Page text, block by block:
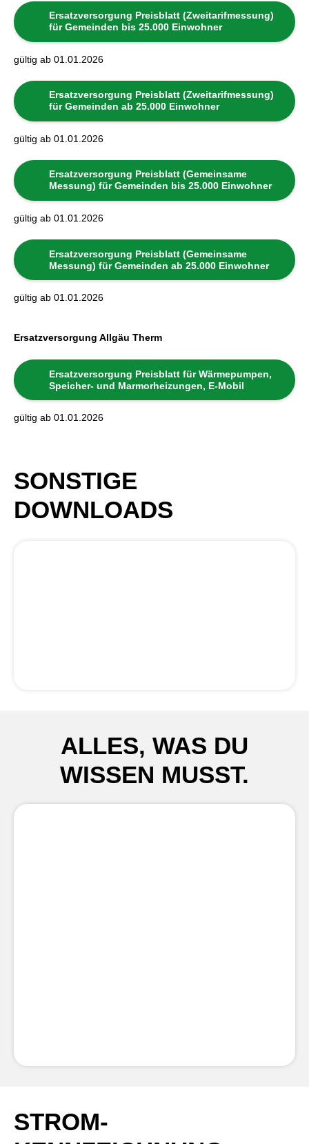
Ersatzversorgung Preisblatt (Zweitarifmessung)
für Gemeinden bis 25.000 Einwohner
gültig ab 01.01.2026
Ersatzversorgung Preisblatt (Zweitarifmessung)
für Gemeinden ab 25.000 Einwohner
gültig ab 01.01.2026
Ersatzversorgung Preisblatt (Gemeinsame
Messung) für Gemeinden bis 25.000 Einwohner
gültig ab 01.01.2026
Ersatzversorgung Preisblatt (Gemeinsame
Messung) für Gemeinden ab 25.000 Einwohner
gültig ab 01.01.2026
Ersatzversorgung Allgäu Therm
Ersatzversorgung Preisblatt für Wärmepumpen,
Speicher- und Marmorheizungen, E-Mobil
gültig ab 01.01.2026
SONSTIGE
DOWNLOADS
ALLES, WAS DU
WISSEN MUSST.
STROM­